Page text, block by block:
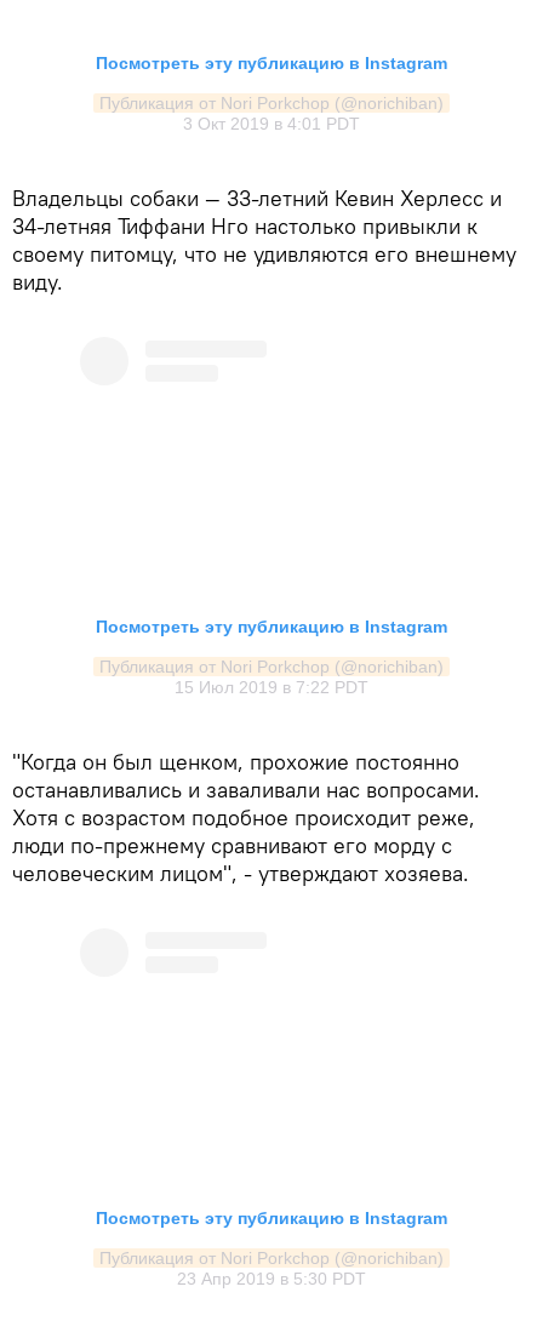
Посмотреть эту публикацию в Instagram
Публикация от Nori Porkchop (@norichiban)
3 Окт 2019 в 4:01 PDT
Владельцы собаки — 33-летний Кевин Херлесс и
34-летняя Тиффани Нго настолько привыкли к
своему питомцу, что не удивляются его внешнему
виду.
Посмотреть эту публикацию в Instagram
Публикация от Nori Porkchop (@norichiban)
15 Июл 2019 в 7:22 PDT
"Когда он был щенком, прохожие постоянно
останавливались и заваливали нас вопросами.
Хотя с возрастом подобное происходит реже,
люди по-прежнему сравнивают его морду с
человеческим лицом", - утверждают хозяева.
Посмотреть эту публикацию в Instagram
Публикация от Nori Porkchop (@norichiban)
23 Апр 2019 в 5:30 PDT